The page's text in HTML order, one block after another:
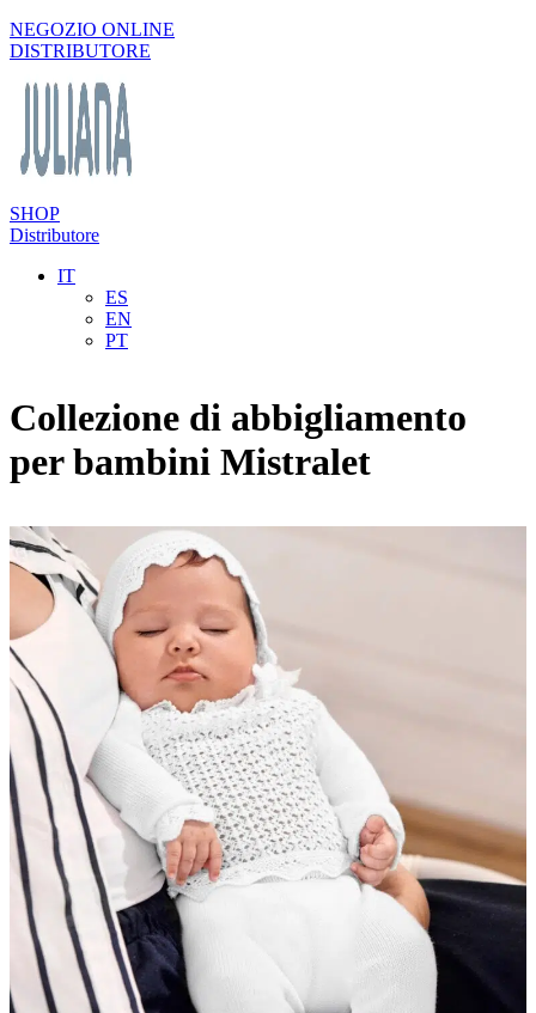
NEGOZIO ONLINE
DISTRIBUTORE
SHOP
Distributore
IT
ES
EN
PT
Collezione di abbigliamento
per bambini Mistralet